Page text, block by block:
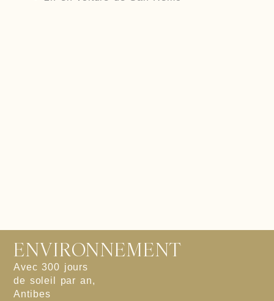
ENVIRONNEMENT
Avec 300 jours
de soleil par an,
Antibes